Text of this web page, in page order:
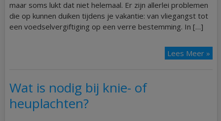
maar soms lukt dat niet helemaal. Er zijn allerlei problemen
die op kunnen duiken tijdens je vakantie: van vliegangst tot
een voedselvergiftiging op een verre bestemming. In […]
Lees Meer »
Wat is nodig bij knie- of
heuplachten?